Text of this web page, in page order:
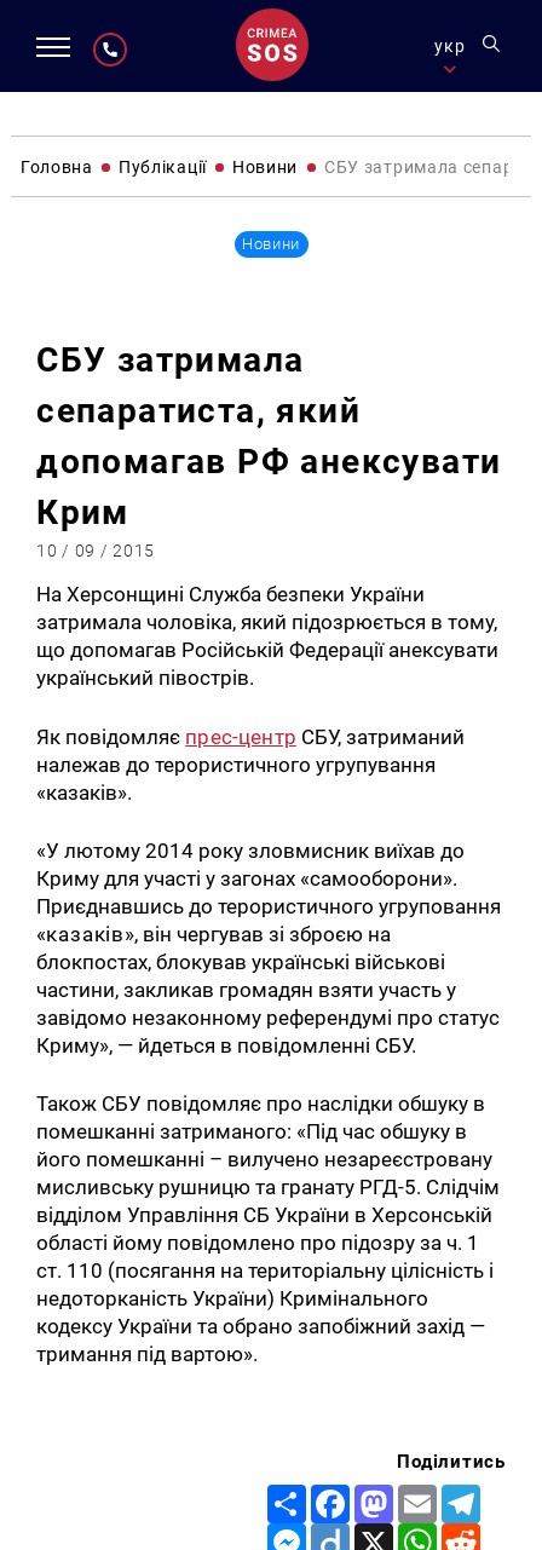
укр
Головна Публікації Новини СБУ затримала
Новини
СБУ затримала
сепаратиста, який
допомагав РФ анексувати
Крим
10 / 09 / 2015
На Херсонщині Служба безпеки України
затримала чоловіка, який підозрюється в тому,
що допомагав Російській Федерації анексувати
український півострів.
Як повідомляє прес-центр СБУ, затриманий
належав до терористичного угрупування
«казаків».
«У лютому 2014 року зловмисник виїхав до
Криму для участі у загонах «самооборони».
Приєднавшись до терористичного угруповання
«казаків», він чергував зі зброєю на
блокпостах, блокував українські військові
частини, закликав громадян взяти участь у
завідомо незаконному референдумі про статус
Криму», — йдеться в повідомленні СБУ.
Також СБУ повідомляє про наслідки обшуку в
помешканні затриманого: «Під час обшуку в
його помешканні – вилучено незареєстровану
мисливську рушницю та гранату РГД-5. Слідчім
відділом Управління СБ України в Херсонській
області йому повідомлено про підозру за ч. 1
ст. 110 (посягання на територіальну цілісність і
недоторканість України) Кримінального
кодексу України та обрано запобіжний захід —
тримання під вартою».
Поділитись
Share FacebookMastodon
Email
Messenger
Diigo X WhatsApp